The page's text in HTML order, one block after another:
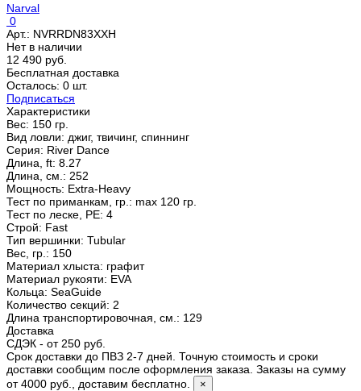
Narval
0
Арт.: NVRRDN83XXH
Нет в наличии
12 490 руб.
Бесплатная доставка
Осталось: 0 шт.
Подписаться
Характеристики
Вес: 150 гр.
Вид ловли: джиг, твичинг, спиннинг
Серия: River Dance
Длина, ft: 8.27
Длина, см. : 252
Мощность: Extra-Heavy
Тест по приманкам, гр. : max 120 гр.
Тест по леске, PE: 4
Строй: Fast
Тип вершинки: Tubular
Вес, гр. : 150
Материал хлыста: графит
Материал рукояти: EVA
Кольца: SeaGuide
Количество секций: 2
Длина транспортировочная, см. : 129
Доставка
СДЭК - от 250 руб.
Срок доставки до ПВЗ 2-7 дней. Точную стоимость и сроки
доставки сообщим после оформления заказа. Заказы на сумму
от 4000 руб., доставим бесплатно.
×